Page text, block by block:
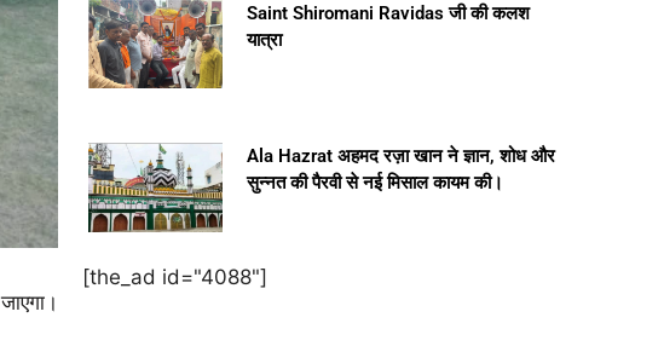
Saint Shiromani Ravidas जी की कलश
यात्रा
Ala Hazrat अहमद रज़ा खान ने ज्ञान, शोध और
सुन्नत की पैरवी से नई मिसाल कायम की।
[the_ad id="4088"]